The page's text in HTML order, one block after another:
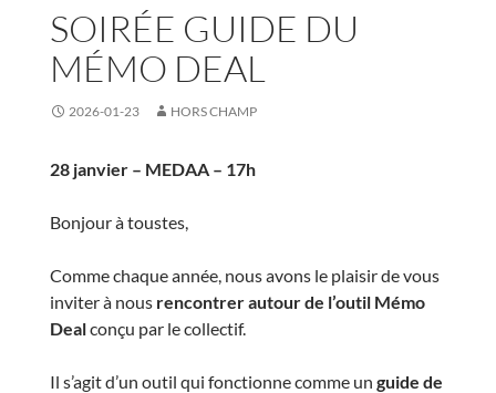
SOIRÉE GUIDE DU
MÉMO DEAL
2026-01-23 HORS CHAMP
28 janvier – MEDAA – 17h
Bonjour à toustes,
Comme chaque année, nous avons le plaisir de vous
inviter à nous rencontrer autour de l’outil Mémo
Dealconçu par le collectif.
Il s’agit d’un outil qui fonctionne comme un guide de